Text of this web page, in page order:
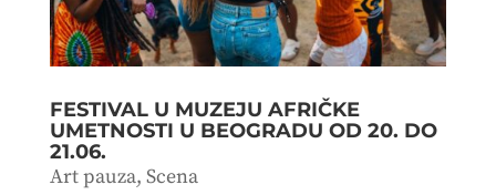
FESTIVAL U MUZEJU AFRIČKE
UMETNOSTI U BEOGRADU OD 20. DO
21.06.
Art pauza, Scena